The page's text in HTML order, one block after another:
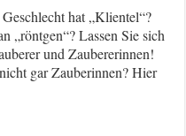
hat „Klientel“?
„röntgen“? Lassen Sie sich
und Zaubererinnen!
gar Zauberinnen? Hier